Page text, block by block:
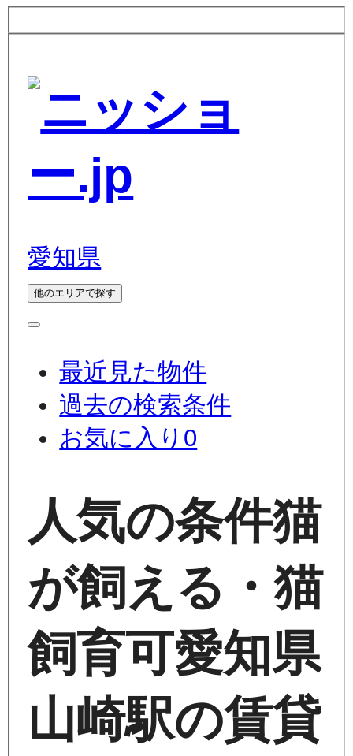
愛知県
他のエリアで探す
最近見た物件
過去の検索条件
お気に入り 0
人気の条件猫
が飼える・猫
飼育可愛知県
山崎駅の賃貸